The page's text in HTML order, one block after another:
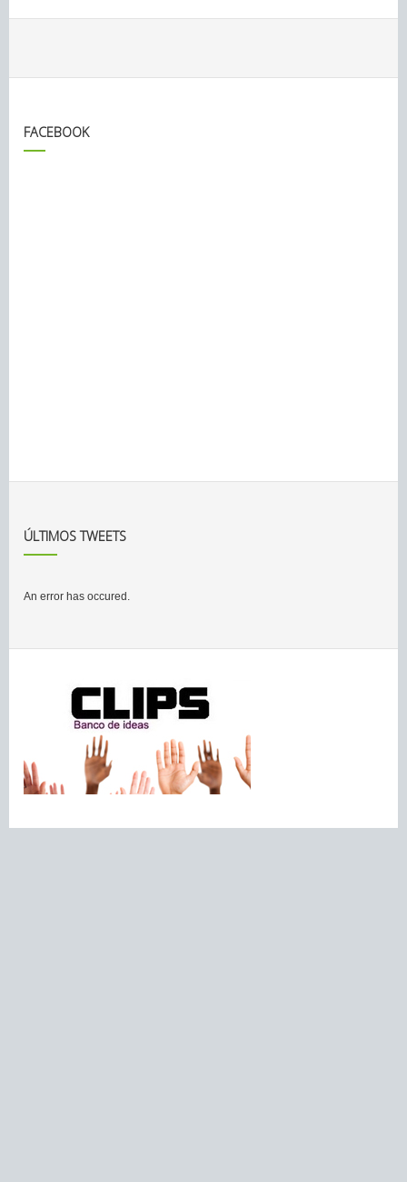
FACEBOOK
ÚLTIMOS TWEETS
An error has occured.